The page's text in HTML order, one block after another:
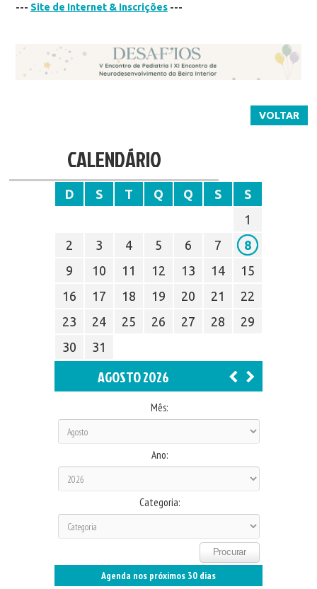
--- Site de Internet & Inscrições---
VOLTAR
CALENDÁRIO
D S T Q Q S
S
1
2
3 4 5 6 7
8
9
10 11 12 13 14
15
16
17 18 19 20 21
22
23
24 25 26 27 28
29
30
31
AGOSTO 2026
Mês:
Ano:
Categoria:
Agenda nos próximos 30 dias